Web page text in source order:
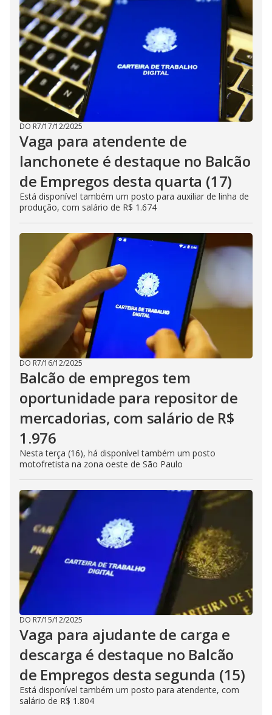
DO R7/17/12/2025
Vaga para atendente de
lanchonete é destaque no Balcão
de Empregos desta quarta (17)
Está disponível também um posto para auxiliar de linha de
produção, com salário de R$ 1.674
DO R7/16/12/2025
Balcão de empregos tem
oportunidade para repositor de
mercadorias, com salário de R$
1.976
Nesta terça (16), há disponível também um posto
motofretista na zona oeste de São Paulo
DO R7/15/12/2025
Vaga para ajudante de carga e
descarga é destaque no Balcão
de Empregos desta segunda (15)
Está disponível também um posto para atendente, com
salário de R$ 1.804